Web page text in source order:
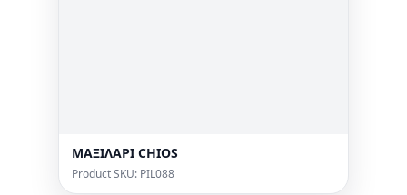
ΜΑΞΙΛΑΡΙ CHIOS
Product SKU: PIL088